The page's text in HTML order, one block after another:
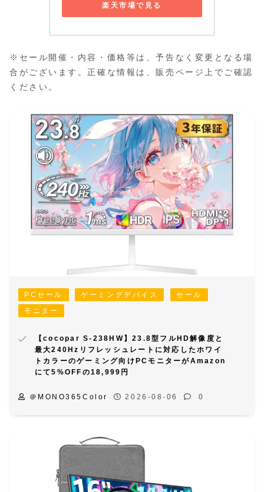
楽天市場で見る
※セール開催・内容・価格等は、予告なく変更となる場
合がございます。正確な情報は、販売ページ上でご確認
ください。
PCセール ゲーミングデバイス
セール
モニター
【cocopar S-238HW】23.8型フルHD解像度と
最大240Hzリフレッシュレートに対応したホワイ
トカラーのゲーミング向けPCモニターがAmazon
にて5%OFFの18,999円
＠MONO365Color 2026-08-06 0